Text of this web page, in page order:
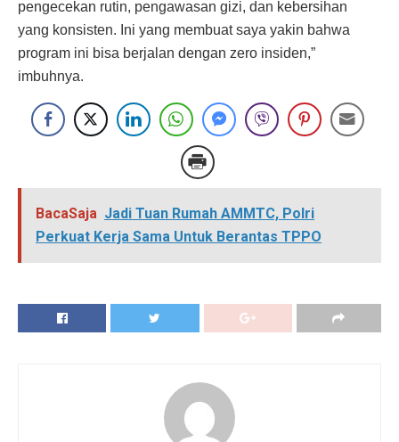
pengecekan rutin, pengawasan gizi, dan kebersihan
yang konsisten. Ini yang membuat saya yakin bahwa
program ini bisa berjalan dengan zero insiden,”
imbuhnya.
BacaSaja Jadi Tuan Rumah AMMTC, Polri
Perkuat Kerja Sama Untuk Berantas TPPO